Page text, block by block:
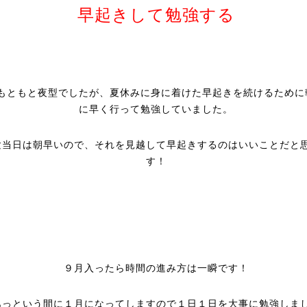
早起きして勉強する
ともと夜型でしたが、夏休みに身に着けた早起きを続けるために
に早く行って勉強していました。
日は朝早いので、それを見越して早起きするのはいいことだと
す！
９月入ったら時間の進み方は一瞬です！
という間に１月になってしますので１日１日を大事に勉強しま